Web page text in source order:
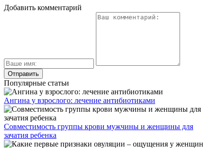
Добавить комментарий
Популярные статьи
Ангина у взрослого: лечение антибиотиками
Совместимость группы крови мужчины и женщины для
зачатия ребенка